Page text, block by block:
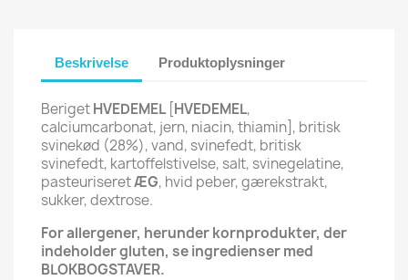
Beskrivelse Produktoplysninger
BerigetHVEDEMEL [HVEDEMEL,
calciumcarbonat, jern, niacin, thiamin], britisk
svinekød (28%), vand, svinefedt, britisk
svinefedt, kartoffelstivelse, salt, svinegelatine,
pasteuriseretÆG, hvid peber, gærekstrakt,
sukker, dextrose.
For allergener, herunder kornprodukter, der
indeholder gluten, se ingredienser med
BLOKBOGSTAVER.